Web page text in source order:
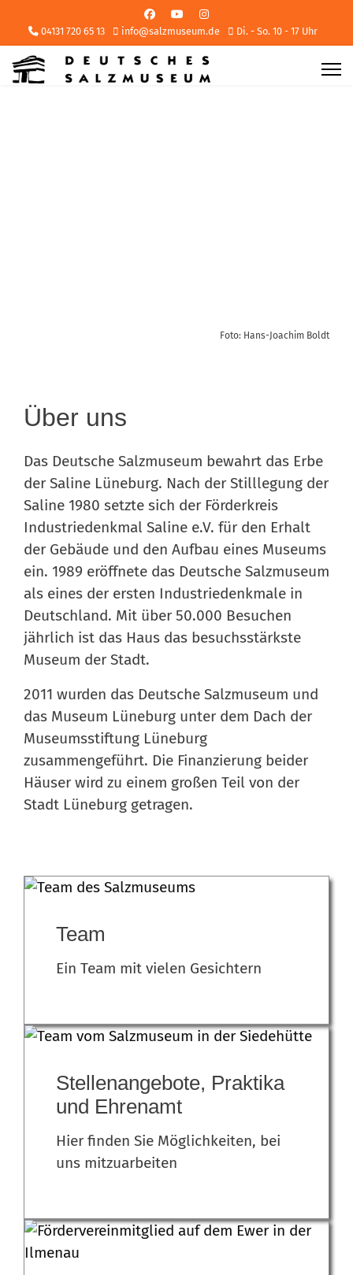
04131 720 65 13 info@salzmuseum.de Di. - So. 10 - 17 Uhr
Foto: Hans-Joachim Boldt
Über uns
Das Deutsche Salzmuseum bewahrt das Erbe
der Saline Lüneburg. Nach der Stilllegung der
Saline 1980 setzte sich der Förderkreis
Industriedenkmal Saline e.V. für den Erhalt
der Gebäude und den Aufbau eines Museums
ein. 1989 eröffnete das Deutsche Salzmuseum
als eines der ersten Industriedenkmale in
Deutschland. Mit über 50.000 Besuchen
jährlich ist das Haus das besuchsstärkste
Museum der Stadt.
2011 wurden das Deutsche Salzmuseum und
das Museum Lüneburg unter dem Dach der
Museumsstiftung Lüneburg
zusammengeführt. Die Finanzierung beider
Häuser wird zu einem großen Teil von der
Stadt Lüneburg getragen.
Team
Ein Team mit vielen Gesichtern
Stellenangebote, Praktika
und Ehrenamt
Hier finden Sie Möglichkeiten, bei
uns mitzuarbeiten